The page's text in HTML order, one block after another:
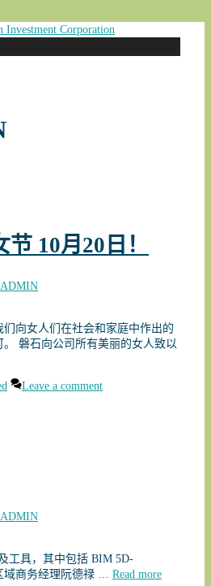
10月20日！
ADMIN
向女人们在社会和家庭中作出的
。 磐石向公司所有美丽的女人致以
Leave a comment
ADMIN
工具，其中包括 BIM 5D-
域商务经理阮德禄 … Read more